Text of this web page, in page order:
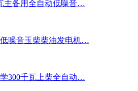
主备用全自动低噪音…
噪音玉柴柴油发电机…
300千瓦上柴全自动…